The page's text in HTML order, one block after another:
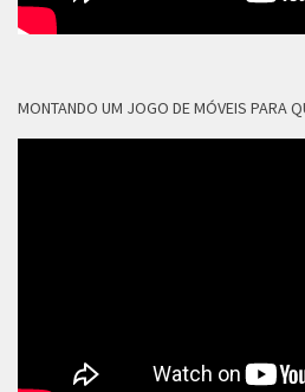
MONTANDO UM JOGO DE MÓVEIS PARA